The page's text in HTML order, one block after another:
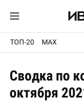
ТОП-20 MAX
Сводка по
октября